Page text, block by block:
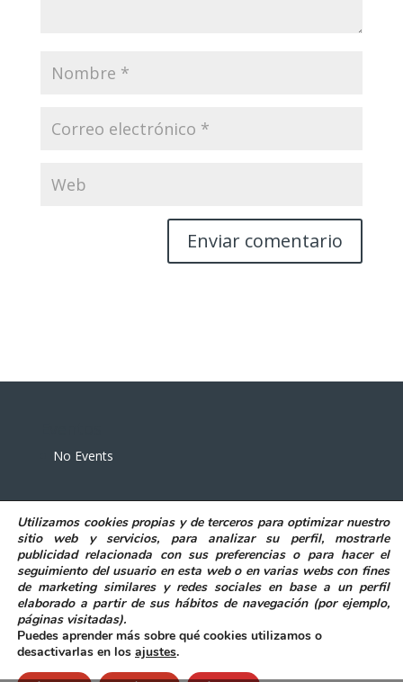
No Events
POLITICA DE PRIVACIDAD
AVISO LEGAL
POLITICA DE COOKIES
DECLARACIÓN DE ACCESIBILIDAD
Utilizamos cookies propias y de terceros para optimizar nuestro
sitio web y servicios, para analizar su perfil, mostrarle
publicidad relacionada con sus preferencias o para hacer el
seguimiento del usuario en esta web o en varias webs con fines
de marketing similares y redes sociales en base a un perfil
elaborado a partir de sus hábitos de navegación (por ejemplo,
páginas visitadas).
Puedes aprender más sobre qué cookies utilizamos o
desactivarlas en los ajustes.